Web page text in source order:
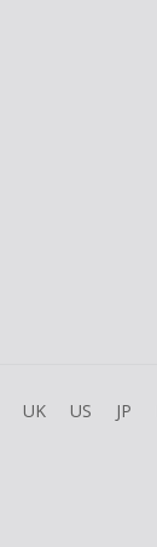
UK US JP